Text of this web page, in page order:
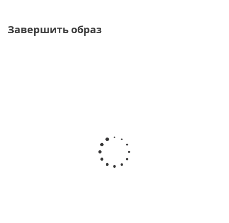
Завершить образ